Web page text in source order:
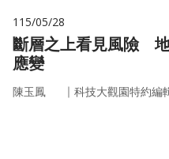
115/05/28
斷層之上看見風險
應變
陳玉鳳 ｜ 科技大觀園特約編